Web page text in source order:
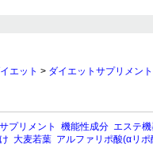
エット > ダイエットサプリメント
サプリメント 機能性成分 エステ
大麦若葉 アルファリポ酸(αリポ